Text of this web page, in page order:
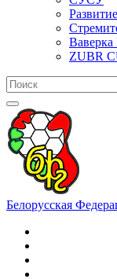
Ваверка
ZUBR
Белорусская